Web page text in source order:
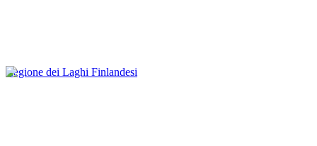
Regione dei Laghi Finlandesi